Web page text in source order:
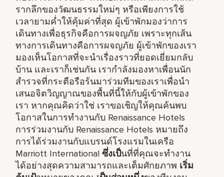
รากลึกของวัฒนธรรมใหม่ๆ หรือเพียงการใช้
เวลายามค่ำให้คุ้มค่าที่สุด ผู้เข้าพักมองว่าการ
เดินทางเพื่อธุรกิจคือการผจญภัย เพราะทุกเส้น
ทางการเดินทางคือการผจญภัย ผู้เข้าพักของเรา
มองเห็นโอกาสที่จะนำเรื่องราวที่ยอดเยี่ยมกลับ
บ้าน และเราก็เช่นกัน เรากำลังมองหาเพื่อนนัก
สำรวจที่กระตือรือร้นมาร่วมทีมของเราเพื่อนำ
เสนอจิตวิญญาณของพื้นที่นี้ให้กับผู้เข้าพักของ
เรา หากคุณคิดว่าใช่ เราขอเชิญให้คุณค้นพบ
โอกาสในการทำงานกับ Renaissance Hotels
การร่วมงานกับ Renaissance Hotels หมายถึง
การได้ร่วมงานกับแบรนด์โรงแรมในเครือ
Marriott Internationalซึ่งเป็นที่ที่คุณจะทำงาน
ได้อย่างสุดความสามารถและเต็มศักยภาพ เริ่ม